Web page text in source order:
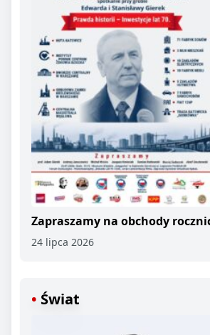
Zapraszamy na obchody
24 lipca 2026
Świat